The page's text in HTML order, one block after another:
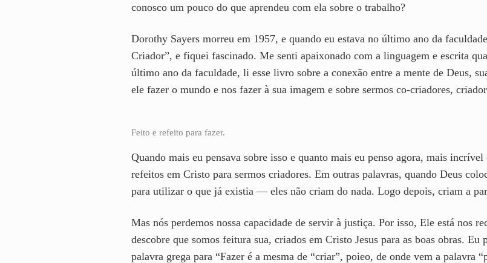
conosco um pouco do que aprendeu com ela sobre o trabalho?
Dorothy Sayers morreu em 1957, e quando eu estava no último ano da
Criador”, e fiquei fascinado. Me senti apaixonado com a linguagem e escrita
último ano da faculdade, li esse livro sobre a conexão entre a mente de Deus,
ele fazer o mundo e nos fazer à sua imagem e sobre sermos co-criadores,
Feito e refeito para fazer.
Quando mais eu pensava sobre isso e quanto mais eu penso agora, mais
refeitos em Cristo para sermos criadores. Em outras palavras, quando Deus
para utilizar o que já existia — eles não criam do nada. Logo depois, criam a
Mas nós perdemos nossa capacidade de servir à justiça. Por isso, Ele está nos
descobre que somos feitura sua, criados em Cristo Jesus para as boas obras.
palavra grega para “Fazer é a mesma de “criar”, poieo, de onde vem a palavra